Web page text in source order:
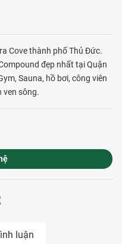
Cove thành phố Thủ Đức.
đẹp nhất tại Quận
Sauna, hồ bơi, công viên
ven sông.
luận